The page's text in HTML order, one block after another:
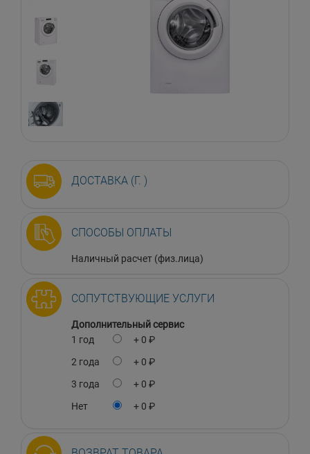
ДОСТАВКА (Г. )
СПОСОБЫ ОПЛАТЫ
Наличный расчет (физ.лица)
СОПУТСТВУЮЩИЕ УСЛУГИ
Дополнительный сервис
1 год
+ 0 ₽
2 года
+ 0 ₽
3 года
+ 0 ₽
Нет
+ 0 ₽